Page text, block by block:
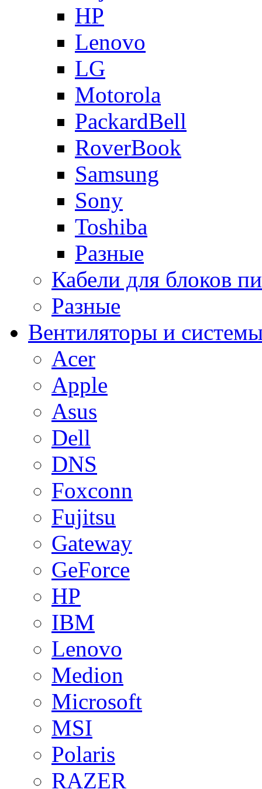
HP
Lenovo
LG
Motorola
PackardBell
RoverBook
Samsung
Sony
Toshiba
Разные
Кабели для блоков
Разные
Вентиляторы и
Acer
Apple
Asus
Dell
DNS
Foxconn
Fujitsu
Gateway
GeForce
HP
IBM
Lenovo
Medion
Microsoft
MSI
Polaris
RAZER